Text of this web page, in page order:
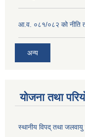
आ.व. ०८१/०८२ को नीति
अन्य
योजना तथा
स्थानीय विपद् तथा